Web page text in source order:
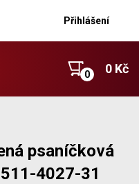
Přihlášení
0 Kč
psaníčková
4027-31